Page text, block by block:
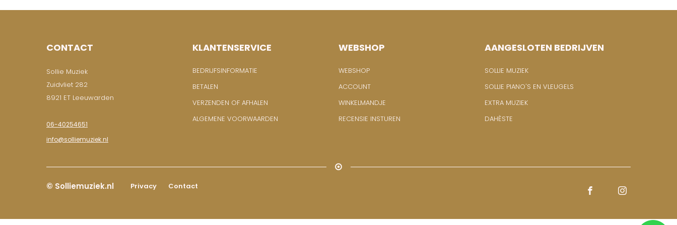
CONTACT
Sollie Muziek
Zuidvliet 282
8921 ET Leeuwarden
06-40254651
info@solliemuziek.nl
KLANTENSERVICE
BEDRIJFSINFORMATIE
BETALEN
VERZENDEN OF AFHALEN
ALGEMENE VOORWAARDEN
WEBSHOP
WEBSHOP
ACCOUNT
WINKELMANDJE
RECENSIE INSTUREN
AANGESLOTEN BEDRIJVEN
SOLLIE MUZIEK
SOLLIE PIANO'S EN VLEUGELS
EXTRA MUZIEK
DAHÈSTE
© Solliemuziek.nl Privacy Contact